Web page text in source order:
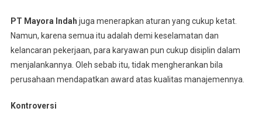
PT Mayora Indah juga menerapkan aturan yang cukup ketat.
Namun, karena semua itu adalah demi keselamatan dan
kelancaran pekerjaan, para karyawan pun cukup disiplin dalam
menjalankannya. Oleh sebab itu, tidak mengherankan bila
perusahaan mendapatkan award atas kualitas manajemennya.
Kontroversi